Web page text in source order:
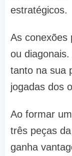
estratégicos.
As conexões
ou
tanto na sua
jogadas dos
Ao formar
três peças
ganha